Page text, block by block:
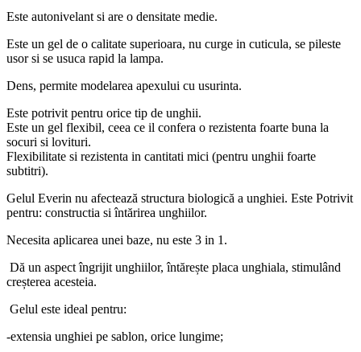
Este autonivelant si are o densitate medie.
Este un gel de o calitate superioara, nu curge in cuticula, se pileste
usor si se usuca rapid la lampa.
Dens, permite modelarea apexului cu usurinta.
Este potrivit pentru orice tip de unghii.
Este un gel flexibil, ceea ce il confera o rezistenta foarte buna la
socuri si lovituri.
Flexibilitate si rezistenta in cantitati mici (pentru unghii foarte
subtitri).
Gelul Everin nu afectează structura biologică a unghiei. Este Potrivit
pentru: constructia si întărirea unghiilor.
Necesita aplicarea unei baze, nu este 3 in 1.
Dă un aspect îngrijit unghiilor, întărește placa unghiala, stimulând
creșterea acesteia.
Gelul este ideal pentru:
-extensia unghiei pe sablon, orice lungime;